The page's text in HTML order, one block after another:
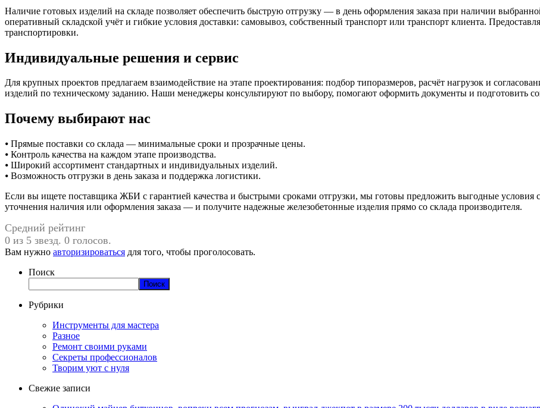
Наличие готовых изделий на складе позволяет обеспечить быструю отгрузку — в день оформления заказа при наличии
оперативный складской учёт и гибкие условия доставки: самовывоз, собственный транспорт или транспорт клиента.
транспортировки.
Индивидуальные решения и сервис
Для крупных проектов предлагаем взаимодействие на этапе проектирования: подбор типоразмеров, расчёт нагрузок и
изделий по техническому заданию. Наши менеджеры консультируют по выбору, помогают оформить документы и подготовить
Почему выбирают нас
⦁ Прямые поставки со склада — минимальные сроки и прозрачные цены.
⦁ Контроль качества на каждом этапе производства.
⦁ Широкий ассортимент стандартных и индивидуальных изделий.
⦁ Возможность отгрузки в день заказа и поддержка логистики.
Если вы ищете поставщика ЖБИ с гарантией качества и быстрыми сроками отгрузки, мы готовы предложить выгодные условия
уточнения наличия или оформления заказа — и получите надежные железобетонные изделия прямо со склада производителя.
Средний рейтинг
0 из 5 звезд. 0 голосов.
Вам нужно авторизироваться для того, чтобы проголосовать.
Поиск
Поиск
Рубрики
Инструменты для мастера
Разное
Ремонт своими руками
Секреты профессионалов
Творим уют с нуля
Свежие записи